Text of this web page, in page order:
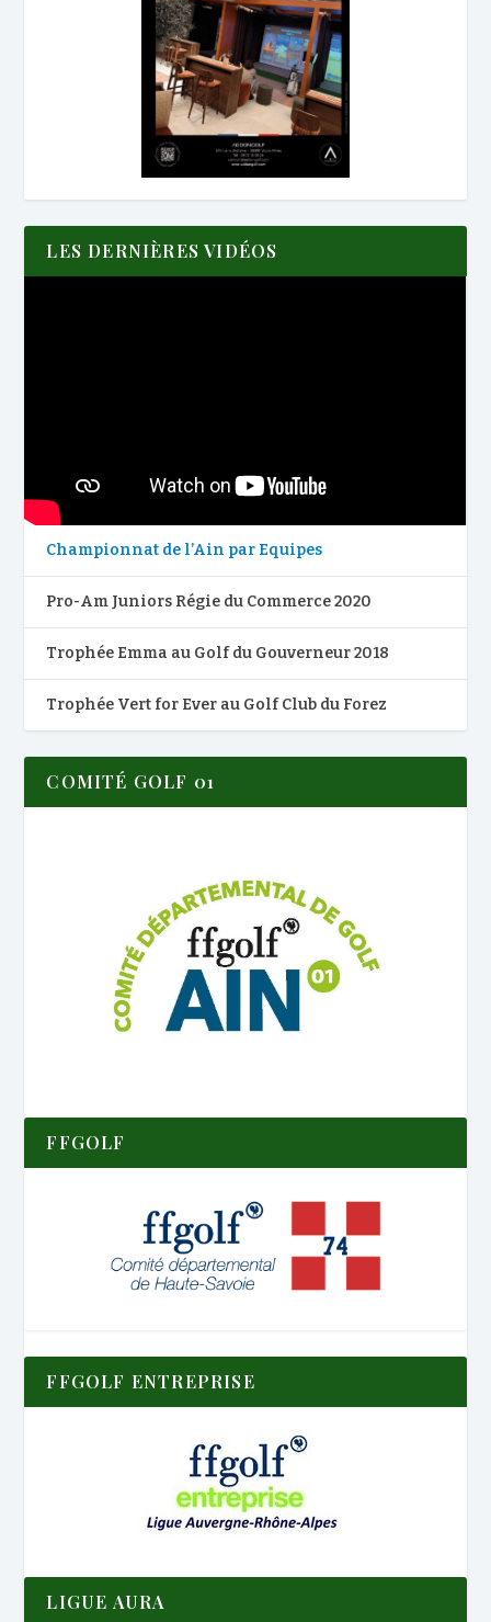
LES DERNIÈRES VIDÉOS
Championnat de l’Ain par Equipes
Pro-Am Juniors Régie du Commerce 2020
Trophée Emma au Golf du Gouverneur 2018
Trophée Vert for Ever au Golf Club du Forez
COMITÉ GOLF 01
FFGOLF
FFGOLF ENTREPRISE
LIGUE AURA